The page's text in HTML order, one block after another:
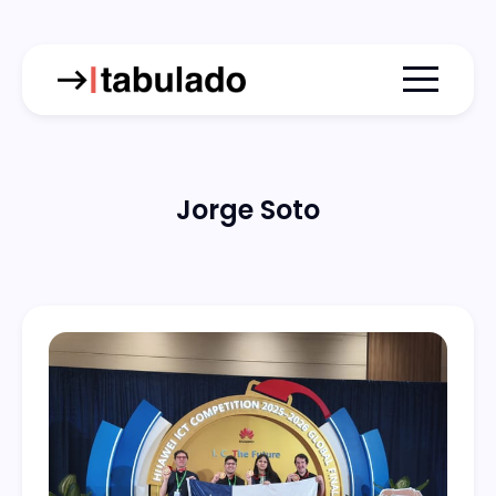
Menu
Jorge Soto